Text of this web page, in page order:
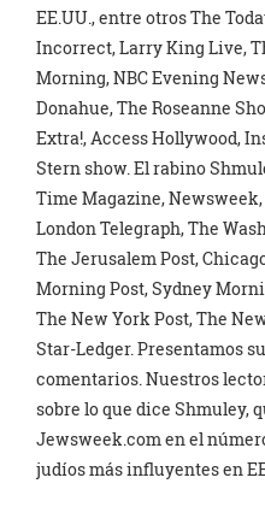
EE.UU., entre otros The
Incorrect, Larry King Live,
Morning, NBC Evening
Donahue, The Roseanne
Extra!, Access Hollywood,
Stern show. El rabino
Time Magazine,
London Telegraph, The
The Jerusalem Post,
Morning Post, Sydney
The New York Post, The
Star-Ledger. Presentamos
comentarios. Nuestros
sobre lo que dice Shmuley,
Jewsweek.com en el
judíos más influyentes en